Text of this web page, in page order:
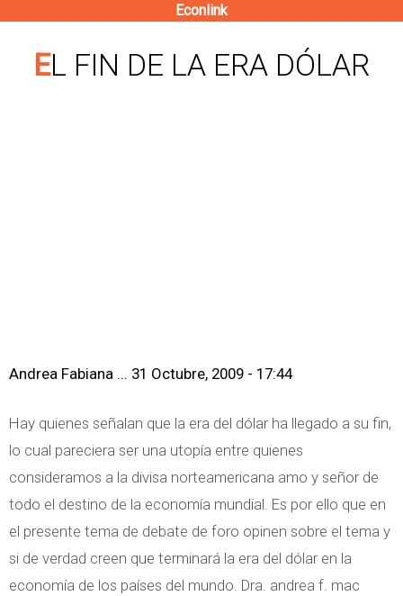
contenido
Econlink
EL FIN DE LA ERA DÓLAR
Andrea Fabiana ... 31 Octubre, 2009 - 17:44
Hay quienes señalan que la era del dólar ha llegado a su fin,
lo cual pareciera ser una utopía entre quienes
consideramos a la divisa norteamericana amo y señor de
todo el destino de la economía mundial. Es por ello que en
el presente tema de debate de foro opinen sobre el tema y
si de verdad creen que terminará la era del dólar en la
economía de los países del mundo. Dra. andrea f. mac